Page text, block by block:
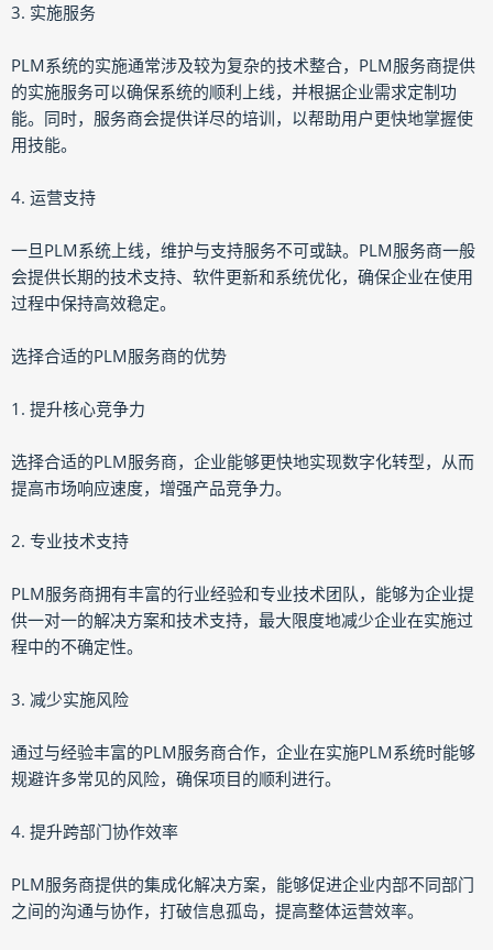
3. 实施服务
PLM系统的实施通常涉及较为复杂的技术整合，PLM服务商提供
的实施服务可以确保系统的顺利上线，并根据企业需求定制功
能。同时，服务商会提供详尽的培训，以帮助用户更快地掌握使
用技能。
4. 运营支持
一旦PLM系统上线，维护与支持服务不可或缺。PLM服务商一般
会提供长期的技术支持、软件更新和系统优化，确保企业在使用
过程中保持高效稳定。
选择合适的PLM服务商的优势
1. 提升核心竞争力
选择合适的PLM服务商，企业能够更快地实现数字化转型，从而
提高市场响应速度，增强产品竞争力。
2. 专业技术支持
PLM服务商拥有丰富的行业经验和专业技术团队，能够为企业提
供一对一的解决方案和技术支持，最大限度地减少企业在实施过
程中的不确定性。
3. 减少实施风险
通过与经验丰富的PLM服务商合作，企业在实施PLM系统时能够
规避许多常见的风险，确保项目的顺利进行。
4. 提升跨部门协作效率
PLM服务商提供的集成化解决方案，能够促进企业内部不同部门
之间的沟通与协作，打破信息孤岛，提高整体运营效率。